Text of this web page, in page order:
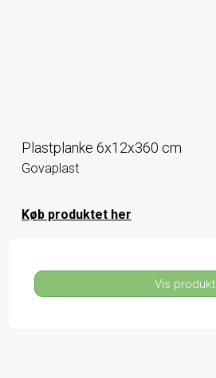
Plastplanke 6x12x360 cm
Govaplast
Køb produktet her
Vis produkt